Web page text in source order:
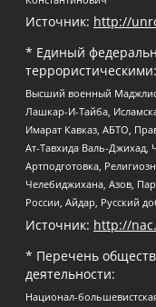
Источник: http://
* Единый
террористическими:
Высший военный
Лашкар-И-Тайба,
Имарат Кавказ, АБТО,
Ат-Тавхида Валь-Джихад,
Артподготовка,
Челебиджихана, Азов,
России, Айдар, Русский
Источник: http://
* Перечень
деятельности:
Национал-